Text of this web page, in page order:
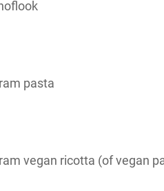
pasta
vegan ricotta (of vegan